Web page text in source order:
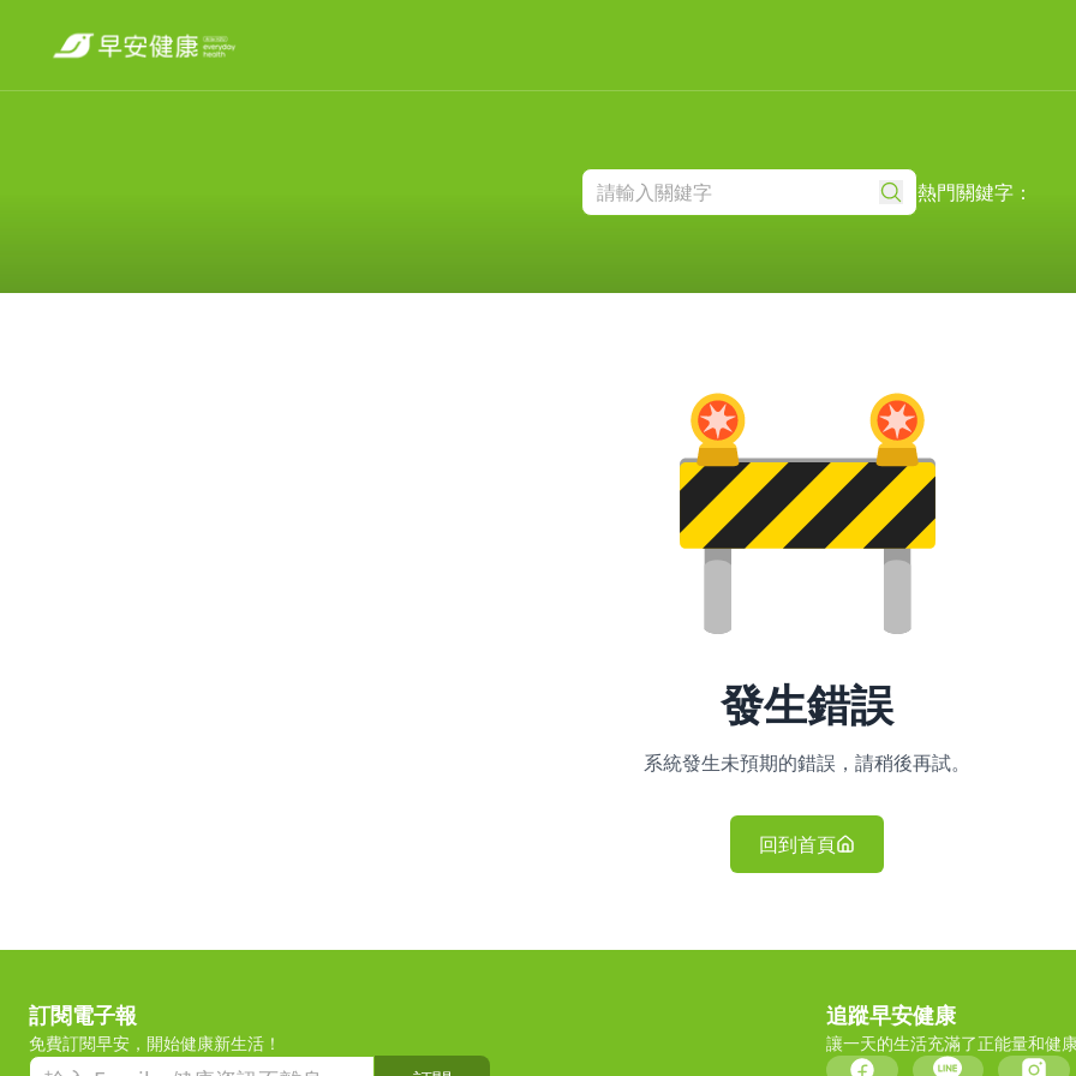
熱門關鍵字：
發生錯誤
系統發生未預期的錯誤，請稍後再試。
回到首頁
訂閱電子報
免費訂閱早安，開始健康新生活！
追蹤早安健康
讓一天的生活充滿了正能量和健